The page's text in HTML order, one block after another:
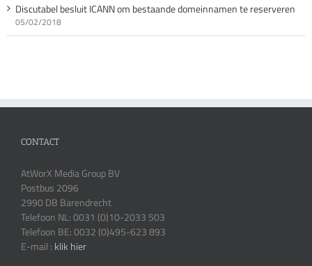
Discutabel besluit ICANN om bestaande domeinnamen te reserveren
05/02/2018
CONTACT
AtWorX Media Group BV
Postbus 2096
2990 DB Barendrecht
Telefoon NL: 0031 (0)10-2033 503
Telefoon BE: 0032 (0)495-623 893
E-mail : klik hier